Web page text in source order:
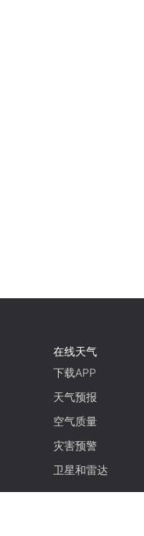
在线天气
下载APP
天气预报
空气质量
灾害预警
卫星和雷达